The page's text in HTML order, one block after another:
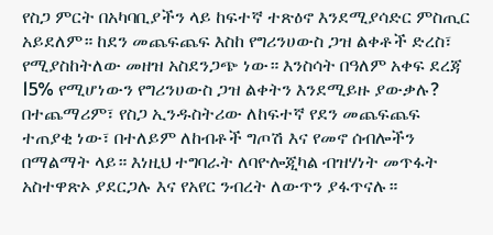
የስጋ ምርት በአካባቢያችን ላይ ከፍተኛ ተጽዕኖ እንደሚያሳድር ምስጢር
አይደለም። ከደን መጨፍጨፍ እስከ የግሪንሀውስ ጋዝ ልቀቶች ድረስ፣
የሚያስከትለው መዘዝ አስደንጋጭ ነው። እንስሳት በዓለም አቀፍ ደረጃ
15% የሚሆነውን የግሪንሀውስ ጋዝ ልቀትን እንደሚይዙ ያውቃሉ?
በተጨማሪም፣ የስጋ ኢንዱስትሪው ለከፍተኛ የደን መጨፍጨፍ
ተጠያቂ ነው፣ በተለይም ለከብቶች ግጦሽ እና የመኖ ሰብሎችን
በማልማት ላይ። እነዚህ ተግባራት ለባዮሎጂካል ብዝሃነት መጥፋት
አስተዋጽኦ ያደርጋሉ እና የአየር ንብረት ለውጥን ያፋጥናሉ።